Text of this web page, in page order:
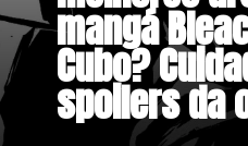
mangá
Cubo?
spoilers da